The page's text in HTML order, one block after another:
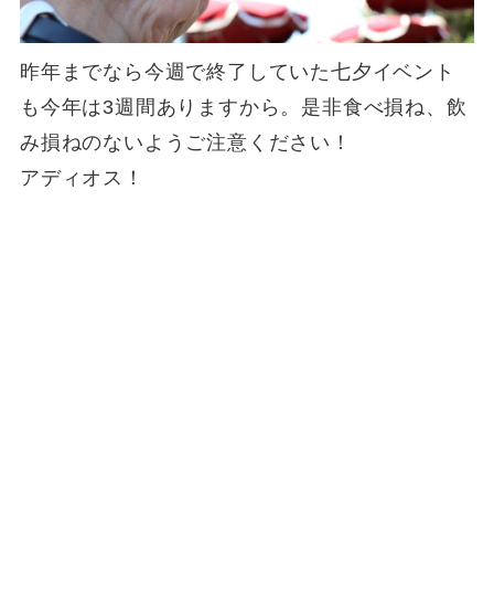
昨年までなら今週で終了していた七夕イベント
も今年は3週間ありますから。是非食べ損ね、飲
み損ねのないようご注意ください！
アディオス！